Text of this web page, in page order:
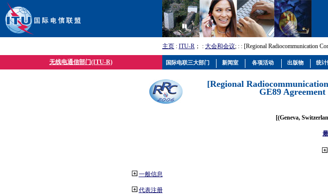
主页 : ITU-R ； : 大会和会议; : : [Regional Radiocommunication
无线电通信部门(ITU-R)
[Regional
GE89
[(Geneva,
一般信息
代表注册
国际电联三大部门 新闻室 各项活动 出版物 统计